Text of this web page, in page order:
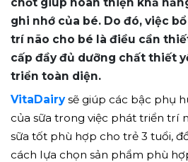
ghi nhớ của bé. Do đó, việc
trí não cho bé là điều cần
cấp đầy đủ dưỡng chất thiết
triển toàn diện.
VitaDairysẽ giúp các bậc phụ
của sữa trong việc phát triển trí
sữa tốt phù hợp cho trẻ 3 tuổi,
cách lựa chọn sản phẩm phù